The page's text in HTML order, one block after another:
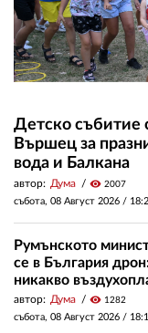
Детско събитие
Вършец за
вода и Балкана
автор: Дума visibility 2007
събота, 08 Август 2026 /
Румънското
се в България
никакво
автор: Дума visibility 1282
събота, 08 Август 2026 /